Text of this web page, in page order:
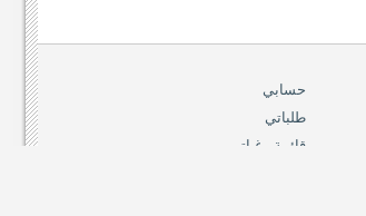
حسابي
طلباتي
قائمة رغباتي